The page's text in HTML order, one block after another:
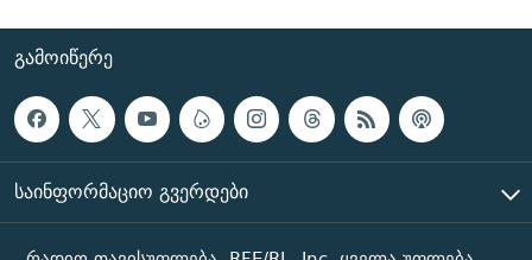
ᲒᲐᲛᲝᲘᲬᲔᲠᲔ
ᲡᲐᲘᲜᲤᲝᲠᲛᲐᲪᲘᲝ ᲒᲕᲔᲠᲓᲔᲑᲘ